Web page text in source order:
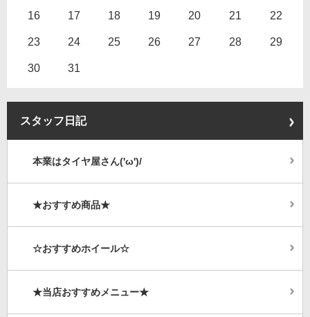
16 17 18 19 20 21 22
23 24 25 26 27 28 29
30 31
スタッフ日記
本業はタイヤ屋さん('ω')/
★おすすめ商品★
☆おすすめホイール☆
★当店おすすめメニュー★